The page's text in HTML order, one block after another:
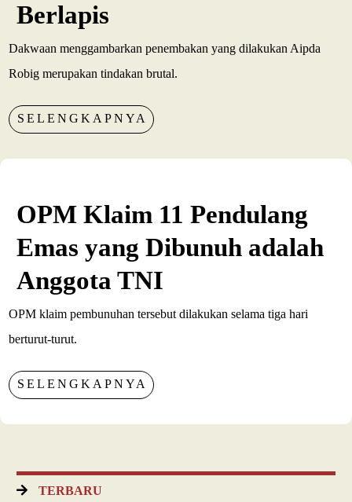
Berlapis
Dakwaan menggambarkan penembakan yang dilakukan Aipda
Robig merupakan tindakan brutal.
SELENGKAPNYA
OPM Klaim 11 Pendulang
Emas yang Dibunuh adalah
Anggota TNI
OPM klaim pembunuhan tersebut dilakukan selama tiga hari
berturut-turut.
SELENGKAPNYA
TERBARU